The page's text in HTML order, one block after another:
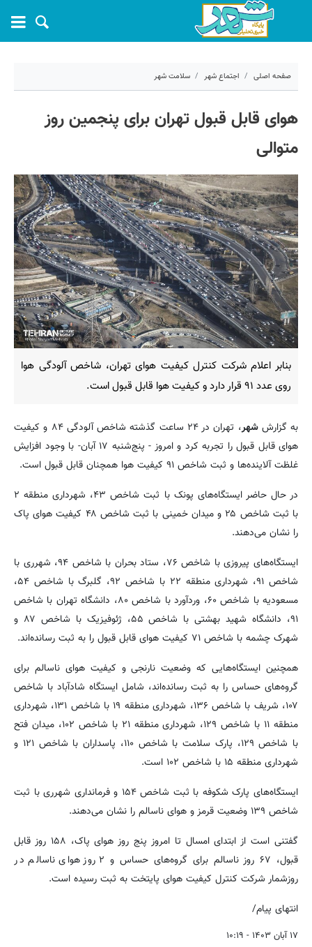
صفحه اصلی اجتماع شهر سلامت شهر
هوای قابل قبول تهران برای پنجمین روز
متوالی
بنابر اعلام شرکت کنترل کیفیت هوای تهران، شاخص آلودگی هوا
روی عدد ۹۱ قرار دارد و کیفیت هوا قابل قبول است.
به گزارششهر
، تهران در ۲۴ ساعت گذشته شاخص آلودگی ۸۴ و کیفیت
هوای قابل قبول را تجربه کرد و امروز - پنج‌شنبه ۱۷ آبان- با وجود افزایش
غلظت آلاینده‌ها و ثبت شاخص ۹۱ کیفیت هوا همچنان قابل قبول است.
در حال حاضر ایستگاه‌های پونک با ثبت شاخص ۴۳، شهرداری منطقه ۲
با ثبت شاخص ۲۵ و میدان خمینی با ثبت شاخص ۴۸ کیفیت هوای پاک
را نشان می‌دهند.
ایستگاه‌های پیروزی با شاخص ۷۶، ستاد بحران با شاخص ۹۴، شهرری با
شاخص ۹۱، شهرداری منطقه ۲۲ با شاخص ۹۲، گلبرگ با شاخص ۵۴،
مسعودیه با شاخص ۶۰، وردآورد با شاخص ۸۰، دانشگاه تهران با شاخص
۹۱، دانشگاه شهید بهشتی با شاخص ۵۵، ژئوفیزیک با شاخص ۸۷ و
شهرک چشمه با شاخص ۷۱ کیفیت هوای قابل قبول را به ثبت رسانده‌اند.
همچنین ایستگاه‌هایی که وضعیت نارنجی و کیفیت هوای ناسالم برای
گروه‌های حساس را به ثبت رسانده‌اند، شامل ایستگاه شادآباد با شاخص
۱۰۷، شریف با شاخص ۱۳۶، شهرداری منطقه ۱۹ با شاخص ۱۳۱، شهرداری
منطقه ۱۱ با شاخص ۱۲۹، شهرداری منطقه ۲۱ با شاخص ۱۰۲، میدان فتح
با شاخص ۱۲۹، پارک سلامت با شاخص ۱۱۰، پاسداران با شاخص ۱۲۱ و
شهرداری منطقه ۱۵ با شاخص ۱۰۲ است.
ایستگاه‌های پارک شکوفه با ثبت شاخص ۱۵۴ و فرمانداری شهرری با ثبت
شاخص ۱۳۹ وضعیت قرمز و هوای ناسالم را نشان می‌دهند.
گفتنی است از ابتدای امسال تا امروز پنج روز هوای پاک، ۱۵۸ روز قابل
قبول، ۶۷ روز ناسالم برای گروه‌های حساس و ۲ روز هوای ناسالم در
روزشمار شرکت کنترل کیفیت هوای پایتخت به ثبت رسیده است.
انتهای پیام/
۱۷ آبان ۱۴۰۳ - ۱۰:۱۹